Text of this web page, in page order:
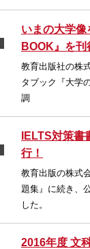
いまの大学
BOOK』を
教育出版社の株
タブック『大学
調
IELTS対策
行！
教育出版の株式
題集』に続き、
した。
2016年度 文